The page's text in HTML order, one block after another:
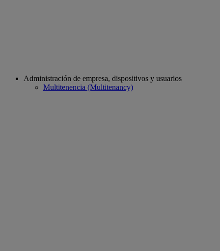
Administración de empresa, dispositivos y usuarios
Multitenencia (Multitenancy)